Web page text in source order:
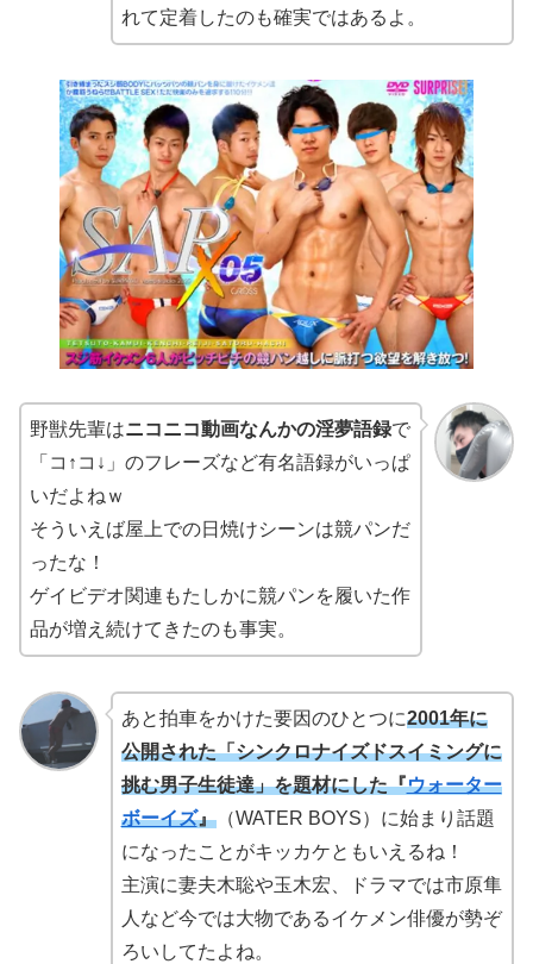
れて定着したのも確実ではあるよ。
野獣先輩はニコニコ動画なんかの淫夢語録で
「コ↑コ↓」のフレーズなど有名語録がいっぱ
いだよねｗ
そういえば屋上での日焼けシーンは競パンだ
ったな！
ゲイビデオ関連もたしかに競パンを履いた作
品が増え続けてきたのも事実。
あと拍車をかけた要因のひとつに2001年に
公開された「シンクロナイズドスイミングに
挑む男子生徒達」を題材にした『ウォーター
ボーイズ』（WATER BOYS）に始まり話題
になったことがキッカケともいえるね！
主演に妻夫木聡や玉木宏、ドラマでは市原隼
人など今では大物であるイケメン俳優が勢ぞ
ろいしてたよね。